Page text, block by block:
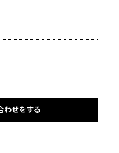
わせをする